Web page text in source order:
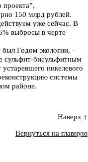
150 млрд рублей.
уже сейчас. В
выбросы в черте
Годом экологии, –
сульфит-бисульфитным
никелевого
системы
районе.
Наверх ↑
Вернуться на главную